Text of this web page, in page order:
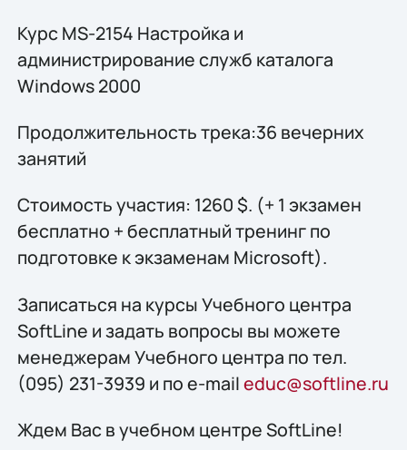
Курс MS-2154 Настройка и
администрирование служб каталога
Windows 2000
Продолжительность трека:36 вечерних
занятий
Стоимость участия: 1260 $. (+ 1 экзамен
бесплатно + бесплатный тренинг по
подготовке к экзаменам Microsoft).
Записаться на курсы Учебного центра
SoftLine и задать вопросы вы можете
менеджерам Учебного центра по тел.
(095) 231-3939 и по e-maileduc@softline.ru
Ждем Вас в учебном центре SoftLine!